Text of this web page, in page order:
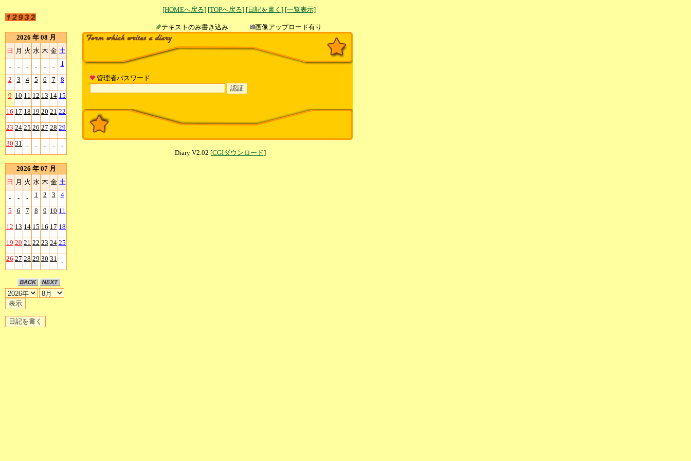
[HOMEへ戻る] [TOPへ戻る] [日記を書く] [一覧表示]
テキストのみ書き込み
画像アップロード有り
2026 年 08 月
日 月 火 水 木 金 土
- - - - - - 1
2 3 4 5 6 7 8
9 10 11 12 13 14 15
16 17 18 19 20 21 22
23 24 25 26 27 28 29
30 31 - - - - -
2026 年 07 月
日 月 火 水 木 金 土
- - - 1 2 3 4
5 6 7 8 9 10 11
12 13 14 15 16 17 18
19 20 21 22 23 24 25
26 27 28 29 30 31 -
管理者パスワード
Diary V2.02 [CGIダウンロード]